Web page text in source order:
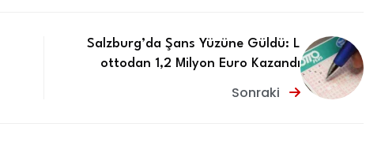
Salzburg’da Şans Yüzüne Güldü: L
ottodan 1,2 Milyon Euro Kazandı
Sonraki